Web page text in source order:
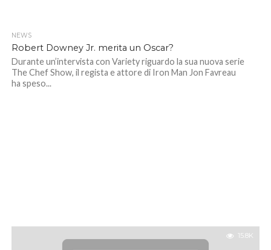
NEWS
Robert Downey Jr. merita un Oscar?
Durante un’intervista con Variety riguardo la sua nuova serie
The Chef Show, il regista e attore di Iron Man Jon Favreau
ha speso...
15.8K